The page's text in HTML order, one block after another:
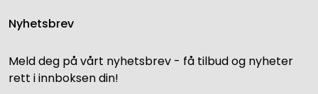
Nyhetsbrev
Meld deg på vårt nyhetsbrev - få tilbud og nyheter
rett i innboksen din!